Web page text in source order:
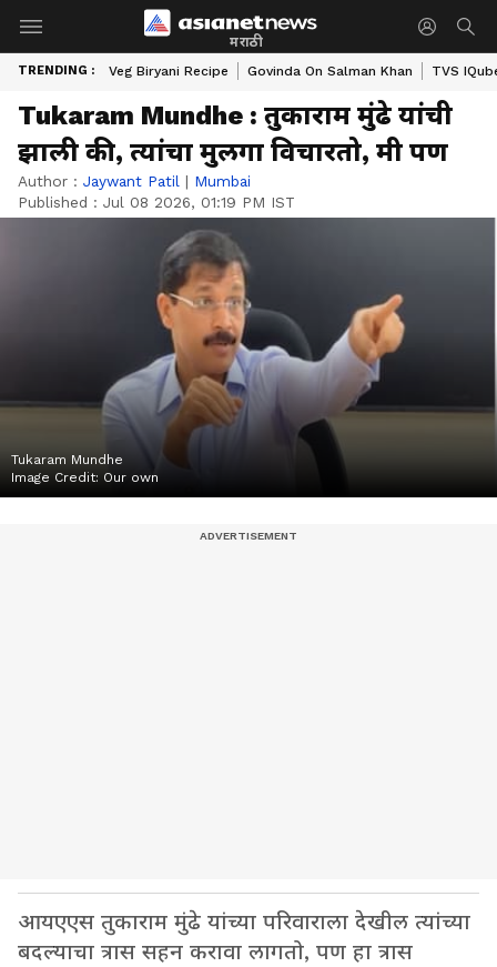
मराठी
TRENDING : Veg Biryani Recipe Govinda On Salman Khan TVS
Tukaram Mundhe : तुकाराम मुंढे यांची
झाली की, त्यांचा मुलगा विचारतो, मी पण
Author : Jaywant Patil | Mumbai
Published : Jul 08 2026, 01:19 PM IST
Tukaram Mundhe
Image Credit: Our own
आयएएस तुकाराम मुंढे यांच्या परिवाराला देखील त्यांच्या
बदल्याचा त्रास सहन करावा लागतो, पण हा त्रास